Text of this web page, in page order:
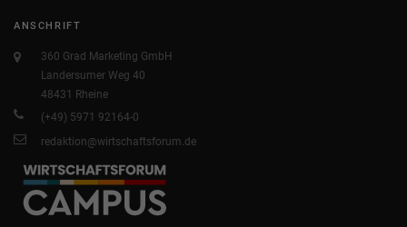
ANSCHRIFT
360 Grad Marketing GmbH
Landersumer Weg 40
48431 Rheine
(+49) 5971 92164-0
redaktion@wirtschaftsforum.de